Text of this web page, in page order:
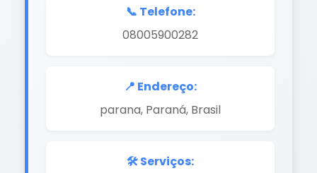
📞 Telefone:
08005900282
📍 Endereço:
parana, Paraná, Brasil
🛠️ Serviços: